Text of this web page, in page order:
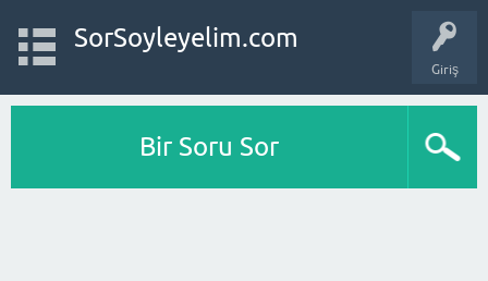
Giriş
SorSoyleyelim.com
Bir Soru Sor